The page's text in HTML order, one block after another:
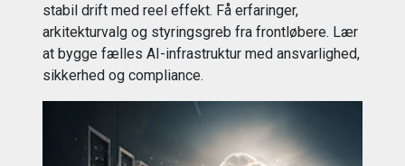
stabil drift med reel effekt. Få erfaringer,
arkitekturvalg og styringsgreb fra frontløbere. Lær
at bygge fælles AI-infrastruktur med ansvarlighed,
sikkerhed og compliance.